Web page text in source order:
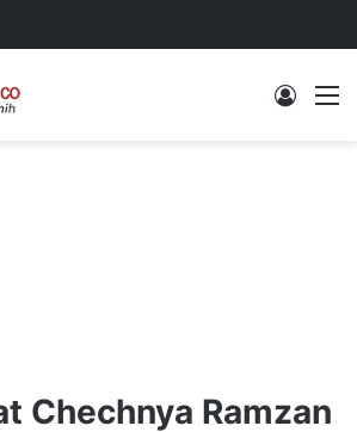
Log In
Chechnya Ramzan